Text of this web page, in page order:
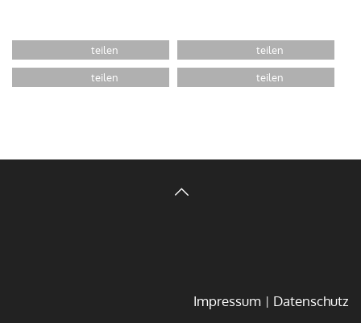
Impressum Datenschutz